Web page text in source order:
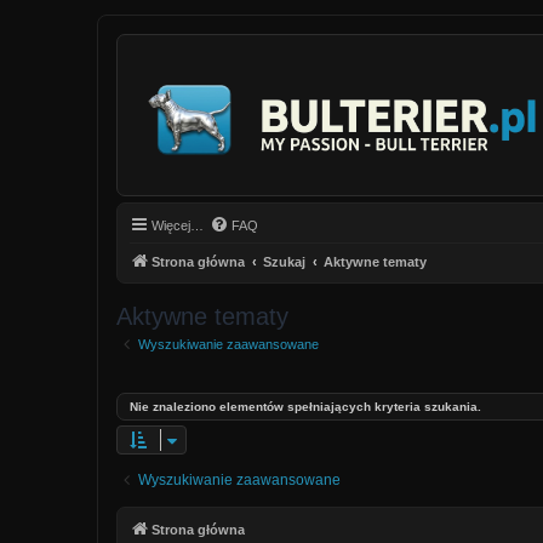
Więcej… FAQ
Strona główna Szukaj Aktywne tematy
Aktywne tematy
Wyszukiwanie zaawansowane
Nie znaleziono elementów spełniających kryteria szukania.
Wyszukiwanie zaawansowane
Strona główna